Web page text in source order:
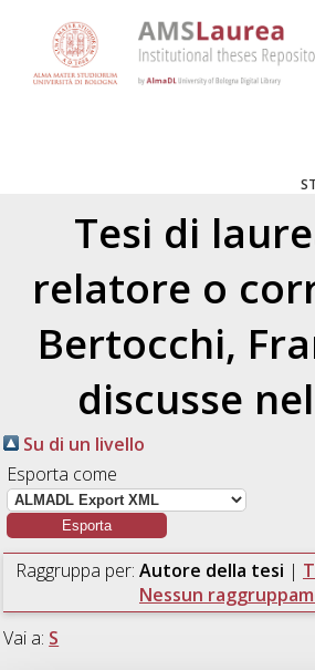
Tesi di
relatore o
Bertocchi,
discusse
Su di un livello
Esporta come
Raggruppa per: Autore della tesi |
Nessun
Vai a: S